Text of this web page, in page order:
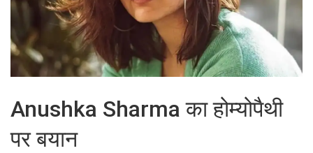
Anushka Sharma का होम्योपैथी
पर बयान